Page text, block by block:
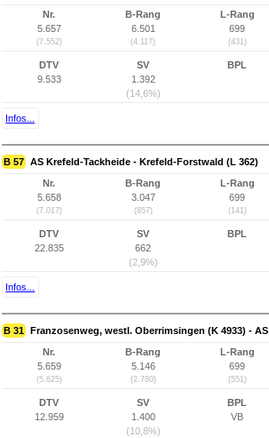
Nr.
5.657
(7.552)
B-Rang
6.501
(4.117)
L-Rang
699
(431)
DTV
9.533
SV
1.392
(14,6%)
BPL
Infos...
B 57 AS Krefeld-Tackheide - Krefeld-Forstwald (L 362)
Nr.
5.658
(7.017)
B-Rang
3.047
(857)
L-Rang
699
(141)
DTV
22.835
SV
662
(2,9%)
BPL
Infos...
B 31 Franzosenweg, westl. Oberrimsingen (K 4933) -
Nr.
5.659
(5.625)
B-Rang
5.146
(2.780)
L-Rang
699
(551)
DTV
12.959
SV
1.400
(10,8%)
BPL
VB